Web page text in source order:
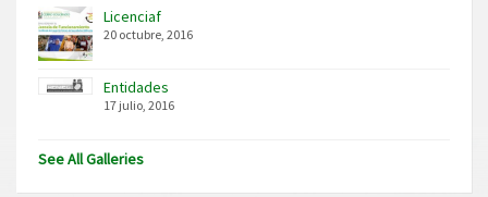
Licenciaf
20 octubre, 2016
Entidades
17 julio, 2016
See All Galleries